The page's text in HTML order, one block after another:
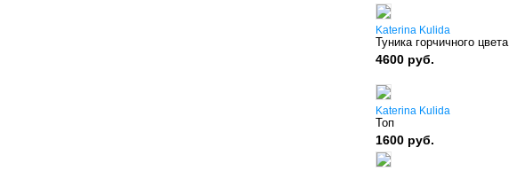
Katerina Kulida
Туника горчичного цвета
4600 руб.
Katerina Kulida
Топ
1600 руб.